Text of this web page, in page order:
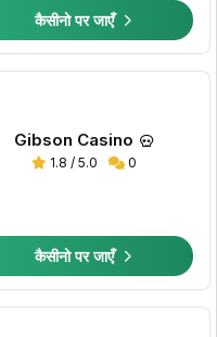
कैसीनो पर जाएँ
Gibson Casino
1.8 / 5.0 0
कैसीनो पर जाएँ